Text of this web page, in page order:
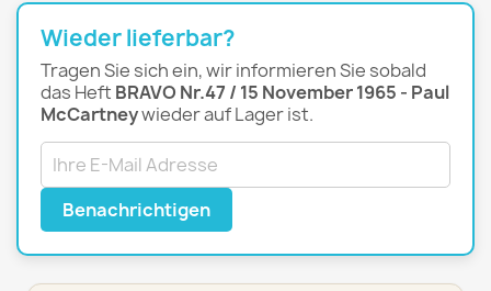
Wieder lieferbar?
Tragen Sie sich ein, wir informieren Sie sobald
das Heft BRAVO Nr.47 / 15 November 1965 - Paul
McCartneywieder auf Lager ist.
Benachrichtigen